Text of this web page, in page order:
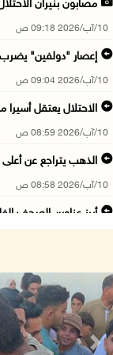
مصابون بنيران
10/آب/2026 09:18 ص
إعصار "دولفين"
10/آب/2026 09:04 ص
الاحتلال يعتقل
10/آب/2026 08:59 ص
الذهب يتراجع عن أعلى
10/آب/2026 08:58 ص
أبرز عناوين الصحف
10/آب/2026 08:54 ص
قوات الاحتلال تعتقل 3 مواطنين من محافظة جنين
10/آب/2026 08:52 ص
Next